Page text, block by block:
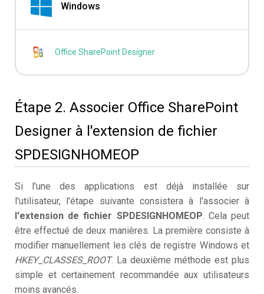
Windows
Office SharePoint Designer
Étape 2. Associer Office SharePoint
Designer à l'extension de fichier
SPDESIGNHOMEOP
Si l'une des applications est déjà installée sur
l'utilisateur, l'étape suivante consistera à l'associer à
l'extension de fichier SPDESIGNHOMEOP. Cela peut
être effectué de deux manières. La première consiste à
modifier manuellement les clés de registre Windows et
HKEY_CLASSES_ROOT. La deuxième méthode est plus
simple et certainement recommandée aux utilisateurs
moins avancés.